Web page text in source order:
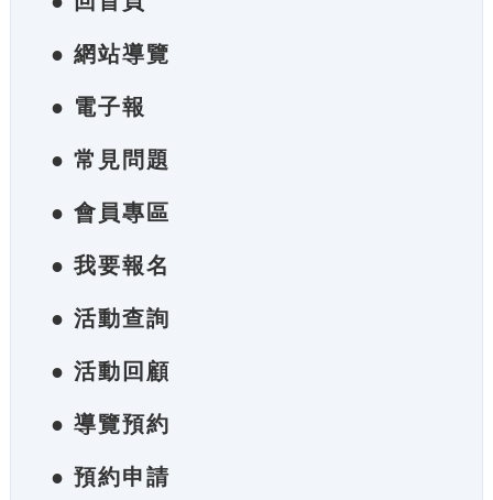
● 網站導覽
● 電子報
● 常見問題
● 會員專區
● 我要報名
● 活動查詢
● 活動回顧
● 導覽預約
● 預約申請